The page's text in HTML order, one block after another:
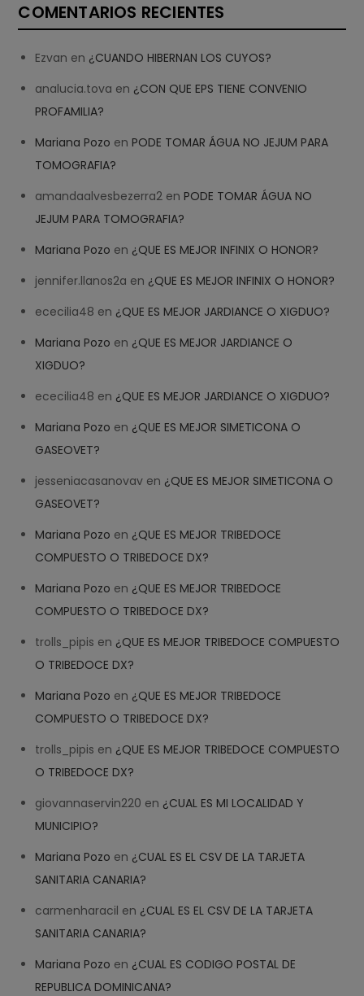
COMENTARIOS RECIENTES
Ezvan en ¿CUANDO HIBERNAN LOS CUYOS?
analucia.tova en ¿CON QUE EPS TIENE CONVENIO
PROFAMILIA?
Mariana Pozo enPODE TOMAR ÁGUA NO JEJUM PARA
TOMOGRAFIA?
amandaalvesbezerra2 enPODE TOMAR ÁGUA NO
JEJUM PARA TOMOGRAFIA?
Mariana Pozo en ¿QUE ES MEJOR INFINIX O HONOR?
jennifer.llanos2a en ¿QUE ES MEJOR INFINIX O HONOR?
ececilia48 en ¿QUE ES MEJOR JARDIANCE O XIGDUO?
Mariana Pozo en ¿QUE ES MEJOR JARDIANCE O
XIGDUO?
ececilia48 en ¿QUE ES MEJOR JARDIANCE O XIGDUO?
Mariana Pozo en ¿QUE ES MEJOR SIMETICONA O
GASEOVET?
jesseniacasanovav en ¿QUE ES MEJOR SIMETICONA O
GASEOVET?
Mariana Pozo en ¿QUE ES MEJOR TRIBEDOCE
COMPUESTO O TRIBEDOCE DX?
Mariana Pozo en ¿QUE ES MEJOR TRIBEDOCE
COMPUESTO O TRIBEDOCE DX?
trolls_pipis en ¿QUE ES MEJOR TRIBEDOCE COMPUESTO
O TRIBEDOCE DX?
Mariana Pozo en ¿QUE ES MEJOR TRIBEDOCE
COMPUESTO O TRIBEDOCE DX?
trolls_pipis en ¿QUE ES MEJOR TRIBEDOCE COMPUESTO
O TRIBEDOCE DX?
giovannaservin220 en ¿CUAL ES MI LOCALIDAD Y
MUNICIPIO?
Mariana Pozo en ¿CUAL ES EL CSV DE LA TARJETA
SANITARIA CANARIA?
carmenharacil en ¿CUAL ES EL CSV DE LA TARJETA
SANITARIA CANARIA?
Mariana Pozo en ¿CUAL ES CODIGO POSTAL DE
REPUBLICA DOMINICANA?
01:40